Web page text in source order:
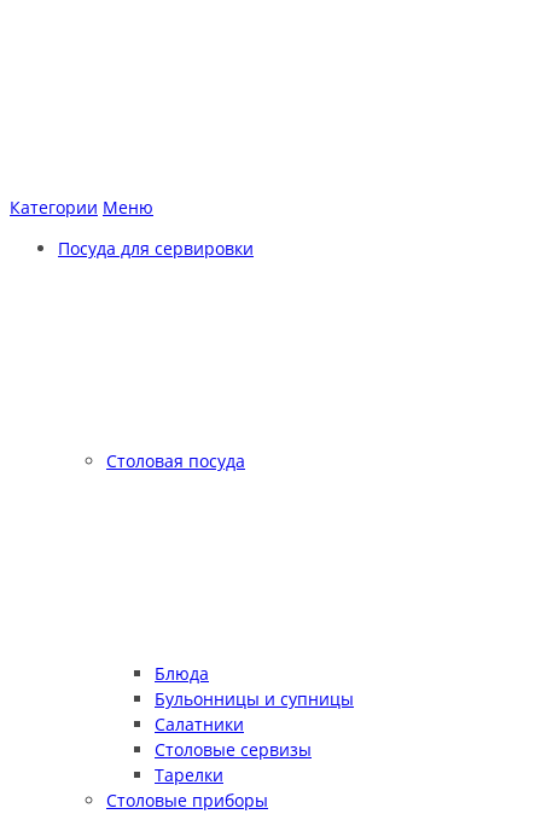
Категории Меню
Посуда для сервировки
Столовая посуда
Блюда
Бульонницы и супницы
Салатники
Столовые сервизы
Тарелки
Столовые приборы